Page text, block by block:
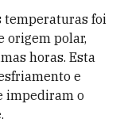
temperaturas foi
origem polar,
horas. Esta
e
impediram o